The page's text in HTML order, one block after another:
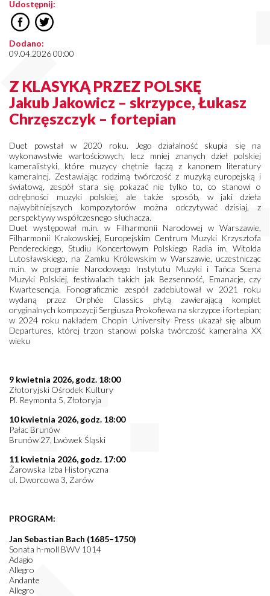
Udostępnij:
Dodano:
09.04.2026 00:00
Z KLASYKĄ PRZEZ POLSKĘ
Jakub Jakowicz – skrzypce, Łukasz
Chrzęszczyk – fortepian
Duet powstał w 2020 roku. Jego działalność skupia się na
wykonawstwie wartościowych, lecz mniej znanych dzieł polskiej
kameralistyki, które muzycy chętnie łączą z kanonem literatury
kameralnej. Zestawiając rodzimą twórczość z muzyką europejską i
światową, zespół stara się pokazać nie tylko to, co stanowi o
odrębności muzyki polskiej, ale także sposób, w jaki dzieła
najwybitniejszych kompozytorów można odczytywać dzisiaj, z
perspektywy współczesnego słuchacza.
Duet występował m.in. w Filharmonii Narodowej w Warszawie,
Filharmonii Krakowskiej, Europejskim Centrum Muzyki Krzysztofa
Pendereckiego, Studiu Koncertowym Polskiego Radia im. Witolda
Lutosławskiego, na Zamku Królewskim w Warszawie, uczestnicząc
m.in. w programie Narodowego Instytutu Muzyki i Tańca Scena
Muzyki Polskiej, festiwalach takich jak Bezsenność, Emanacje, czy
Kwartesencja. Fonograficznie zespół zadebiutował w 2021 roku
wydaną przez Orphée Classics płytą zawierającą komplet
oryginalnych kompozycji Sergiusza Prokofiewa na skrzypce i fortepian;
w 2024 roku nakładem Chopin University Press ukazał się album
Departures, której trzon stanowi polska twórczość kameralna XX
wieku
9 kwietnia 2026, godz. 18:00
Złotoryjski Ośrodek Kultury
Pl. Reymonta 5, Złotoryja
10 kwietnia 2026, godz. 18:00
Pałac Brunów
Brunów 27, Lwówek Śląski
11 kwietnia 2026, godz. 17:00
Żarowska Izba Historyczna
ul. Dworcowa 3, Żarów
PROGRAM:
Jan Sebastian Bach (1685–1750)
Sonata h-moll BWV 1014
Adagio
Allegro
Andante
Allegro